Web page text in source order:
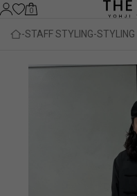
0
STAFF STYLING STYLING